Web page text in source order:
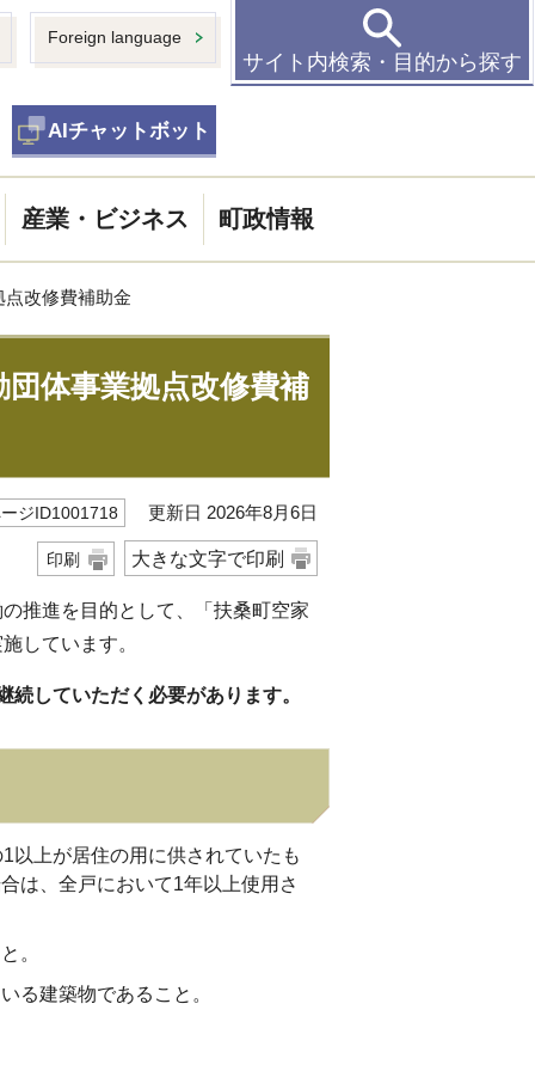
Foreign language
AIチャットボット
サイト内検索・目的から探す
産業・ビジネス 町政情報
改修費補助金
体事業拠点改修費補
ジID1001718 更新日 2026年8月6日
印刷 大きな文字で印刷
推進を目的として、「扶桑町空家
しています。
していただく必要があります。
以上が居住の用に供されていたも
は、全戸において1年以上使用さ
。
る建築物であること。